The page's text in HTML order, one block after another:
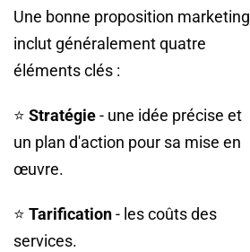
Une bonne proposition marketing
inclut généralement quatre
éléments clés :
⭐ Stratégie- une idée précise et
un plan d'action pour sa mise en
œuvre.
⭐ Tarification- les coûts des
services.